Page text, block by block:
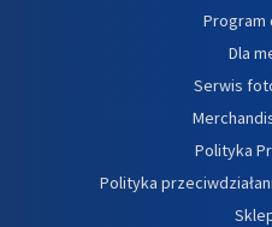
Program
Dla
Serwis
Polityka
Polityka